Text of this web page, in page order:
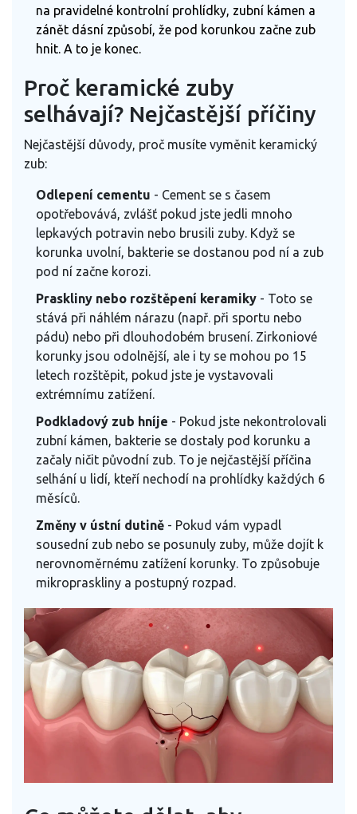
na pravidelné kontrolní prohlídky, zubní kámen a
zánět dásní způsobí, že pod korunkou začne zub
hnit. A to je konec.
Proč keramické zuby
selhávají? Nejčastější příčiny
Nejčastější důvody, proč musíte vyměnit keramický
zub:
Odlepení cementu - Cement se s časem
opotřebovává, zvlášť pokud jste jedli mnoho
lepkavých potravin nebo brusili zuby. Když se
korunka uvolní, bakterie se dostanou pod ní a zub
pod ní začne korozi.
Praskliny nebo rozštěpení keramiky - Toto se
stává při náhlém nárazu (např. při sportu nebo
pádu) nebo při dlouhodobém brusení. Zirkoniové
korunky jsou odolnější, ale i ty se mohou po 15
letech rozštěpit, pokud jste je vystavovali
extrémnímu zatížení.
Podkladový zub hníje - Pokud jste nekontrolovali
zubní kámen, bakterie se dostaly pod korunku a
začaly ničit původní zub. To je nejčastější příčina
selhání u lidí, kteří nechodí na prohlídky každých 6
měsíců.
Změny v ústní dutině - Pokud vám vypadl
sousední zub nebo se posunuly zuby, může dojít k
nerovnoměrnému zatížení korunky. To způsobuje
mikropraskliny a postupný rozpad.